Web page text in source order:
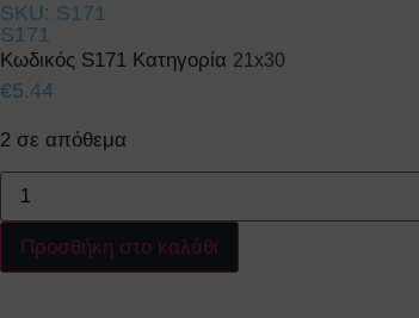
SKU: S171
S171
Κωδικός S171 Κατηγορία 21x30
€5.44
2 σε απόθεμα
Προσθήκη στο καλάθι